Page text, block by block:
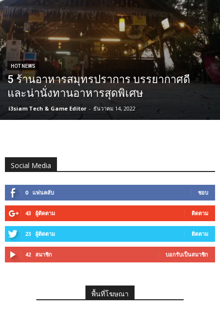
HOT NEWS
5 ร้านอาหารสมุทรปราการ บรรยากาศดี
และน่านั่งทานอาหารสุดพิเศษ
i3siam Tech & Game Editor - ธันวาคม 14, 2022
Social Media
0 แฟนคลับ ชอบ
43 ผู้ติดตาม ติดตาม
23 ผู้ติดตาม ติดตาม
42 สมาชิก บอกรับเป็นสมาชิก
พื้นที่โฆษณา